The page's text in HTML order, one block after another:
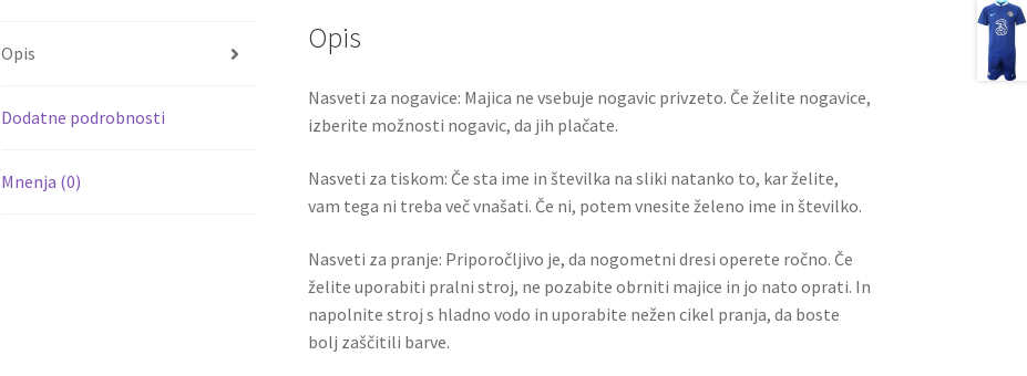
k
Opis
Dodatne podrobnosti
Mnenja (0)
Opis
Nasveti za nogavice: Majica ne vsebuje nogavic privzeto. Če želite nogavice,
izberite možnosti nogavic, da jih plačate.
Nasveti za tiskom: Če sta ime in številka na sliki natanko to, kar želite,
vam tega ni treba več vnašati. Če ni, potem vnesite želeno ime in številko.
Nasveti za pranje: Priporočljivo je, da nogometni dresi operete ročno. Če
želite uporabiti pralni stroj, ne pozabite obrniti majice in jo nato oprati. In
napolnite stroj s hladno vodo in uporabite nežen cikel pranja, da boste
bolj zaščitili barve.